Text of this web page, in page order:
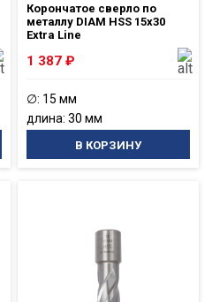
Корончатое сверло по
металлу DIAM HSS 15x30
Extra Line
1 387₽
∅: 15 мм
длина: 30 мм
В КОРЗИНУ